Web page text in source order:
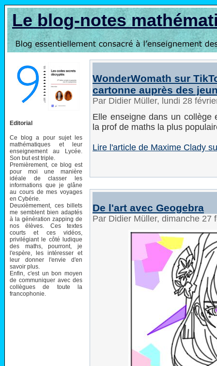
Le blog-notes
Editorial
Ce blog a pour sujet les
mathématiques et leur
enseignement au Lycée.
Son but est triple.
Premièrement, ce blog est
pour moi une manière
idéale de classer les
informations que je glâne
au cours de mes voyages
en Cybérie.
Deuxièmement, ces billets
me semblent bien adaptés
à la génération zapping de
nos élèves. Ces textes
courts et ces vidéos,
privilégiant le côté ludique
des maths, pourront, je
l'espère, les intéresser et
leur donner l'envie d'en
savoir plus.
Enfin, c'est un bon moyen
de communiquer avec des
collègues de toute la
francophonie.
WonderWomath sur
cartonne auprès des
Par Didier Müller, lundi 28
Elle enseigne dans un collège
la prof de maths la plus
Lire l'article de Maxime Clady
De l'art avec Geogebra
Par Didier Müller, dimanche 27